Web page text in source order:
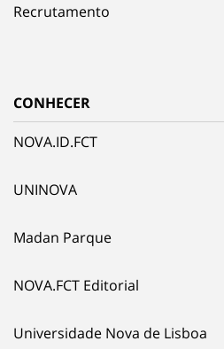
Recrutamento
CONHECER
NOVA.ID.FCT
UNINOVA
Madan Parque
NOVA.FCT Editorial
Universidade Nova de Lisboa